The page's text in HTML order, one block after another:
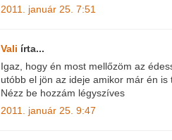
2011. január 25. 7:51
Vali írta...
Igaz, hogy én most mellőzöm az
utóbb el jön az ideje amikor már én
Nézz be hozzám légyszíves
2011. január 25. 9:47